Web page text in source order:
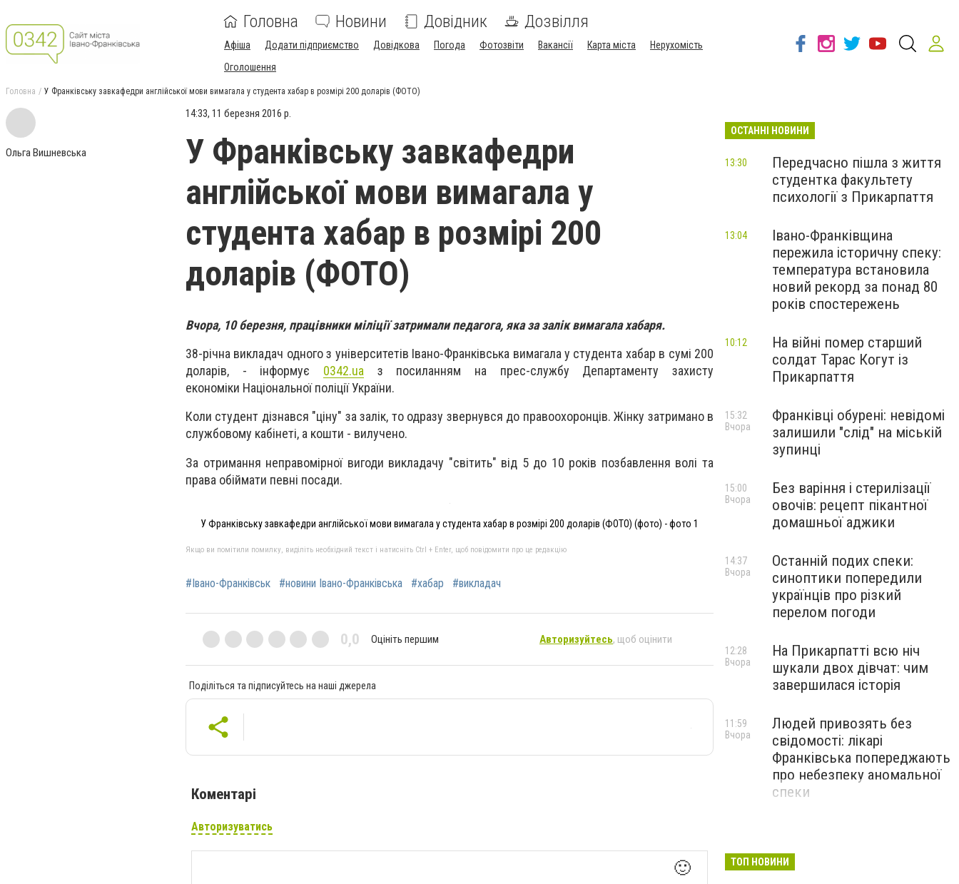
Головна Новини Довідник Дозвілля
Афіша Додати підприємство Довідкова Погода Фотозвіти Вакансії Карта міста
Нерухомість
Оголошення
Головна У Франківську завкафедри англійської мови вимагала у студента хабар в розмірі 200 доларів (ФОТО)
Ольга Вишневська
14:33, 11 березня 2016 р.
У Франківську завкафедри
англійської мови вимагала у
студента хабар в розмірі 200
доларів (ФОТО)
Вчора, 10 березня, працівники міліції затримали педагога, яка за залік вимагала хабаря.
38-річна викладач одного з університетів Івано-Франківська вимагала у студента хабар в сумі 200
доларів, - інформує 0342.ua з посиланням на прес-службу Департаменту захисту
економіки Національної поліції України.
Коли студент дізнався "ціну" за залік, то одразу звернувся до правоохоронців. Жінку затримано в
службовому кабінеті, а кошти - вилучено.
За отримання неправомірної вигоди викладачу "світить" від 5 до 10 років позбавлення волі та
права обіймати певні посади.
У Франківську завкафедри англійської мови вимагала у студента хабар в розмірі 200 доларів (ФОТО) (фото) - фото 1
Якщо ви помітили помилку, виділіть необхідний текст і натисніть Ctrl + Enter, щоб повідомити про це редакцію
#Івано-Франківськ #новини Івано-Франківська #хабар #викладач
0,0 Оцініть першим Авторизуйтесь, щоб оцінити
Поділіться та підписуйтесь на наші джерела
Коментарі
Авторизуватись
🙂
ОСТАННІ НОВИНИ
Передчасно пішла з життя
студентка факультету
психології з Прикарпаття
13:30
Івано-Франківщина
пережила історичну спеку:
температура встановила
новий рекорд за понад 80
років спостережень
13:04
На війні помер старший
солдат Тарас Когут із
Прикарпаття
10:12
Франківці обурені: невідомі
залишили "слід" на міській
зупинці
15:32
Вчора
Без варіння і стерилізації
овочів: рецепт пікантної
домашньої аджики
15:00
Вчора
Останній подих спеки:
синоптики попередили
українців про різкий
перелом погоди
14:37
Вчора
На Прикарпатті всю ніч
шукали двох дівчат: чим
завершилася історія
12:28
Вчора
Людей привозять без
свідомості: лікарі
Франківська попереджають
про небезпеку аномальної
спеки
11:59
Вчора
ТОП НОВИНИ